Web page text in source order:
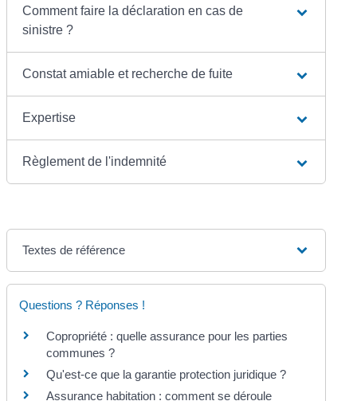
Comment faire la déclaration en cas de
sinistre ?
Constat amiable et recherche de fuite
Expertise
Règlement de l'indemnité
Textes de référence
Questions ? Réponses !
Copropriété : quelle assurance pour les parties
communes ?
Qu'est-ce que la garantie protection juridique ?
Assurance habitation : comment se déroule